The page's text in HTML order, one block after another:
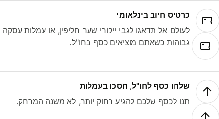
כרטיס חיוב בינלאומי
לעולם אל תדאגו לגבי ייקורי שער חליפין, או עמלות עסקה
גבוהות כשאתם מוציאים כסף בחו"ל.
שלחו כסף לחו"ל, חסכו בעמלות
תנו לכסף שלכם להגיע רחוק יותר, לא משנה המרחק.